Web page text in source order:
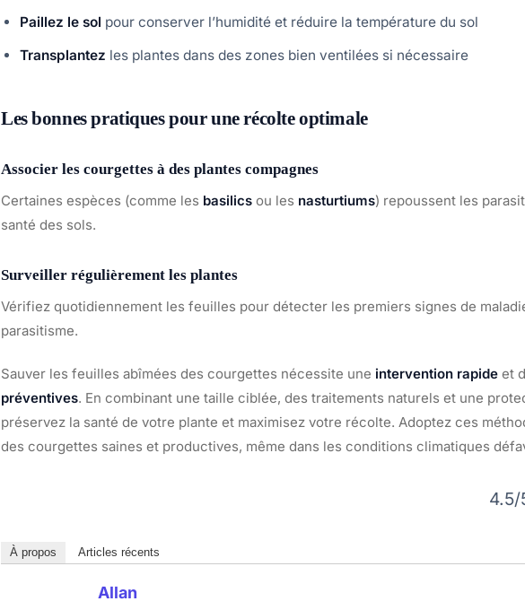
Paillez le sol pour conserver l’humidité et réduire la température du sol
Transplantez les plantes dans des zones bien ventilées si nécessaire
Les bonnes pratiques pour une récolte optimale
Associer les courgettes à des plantes compagnes
Certaines espèces (comme les basilics ou les nasturtiums) repoussent les
santé des sols.
Surveiller régulièrement les plantes
Vérifiez quotidiennement les feuilles pour détecter les premiers signes de
parasitisme.
Sauver les feuilles abîmées des courgettes nécessite une intervention rapide et
préventives. En combinant une taille ciblée, des traitements naturels et une
préservez la santé de votre plante et maximisez votre récolte. Adoptez ces
des courgettes saines et productives, même dans les conditions climatiques
4.5/
À propos Articles récents
Allan